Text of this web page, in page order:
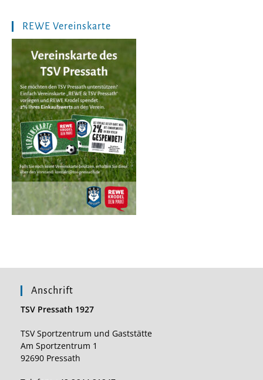
REWE Vereinskarte
Anschrift
TSV Pressath 1927
TSV Sportzentrum und Gaststätte
Am Sportzentrum 1
92690 Pressath